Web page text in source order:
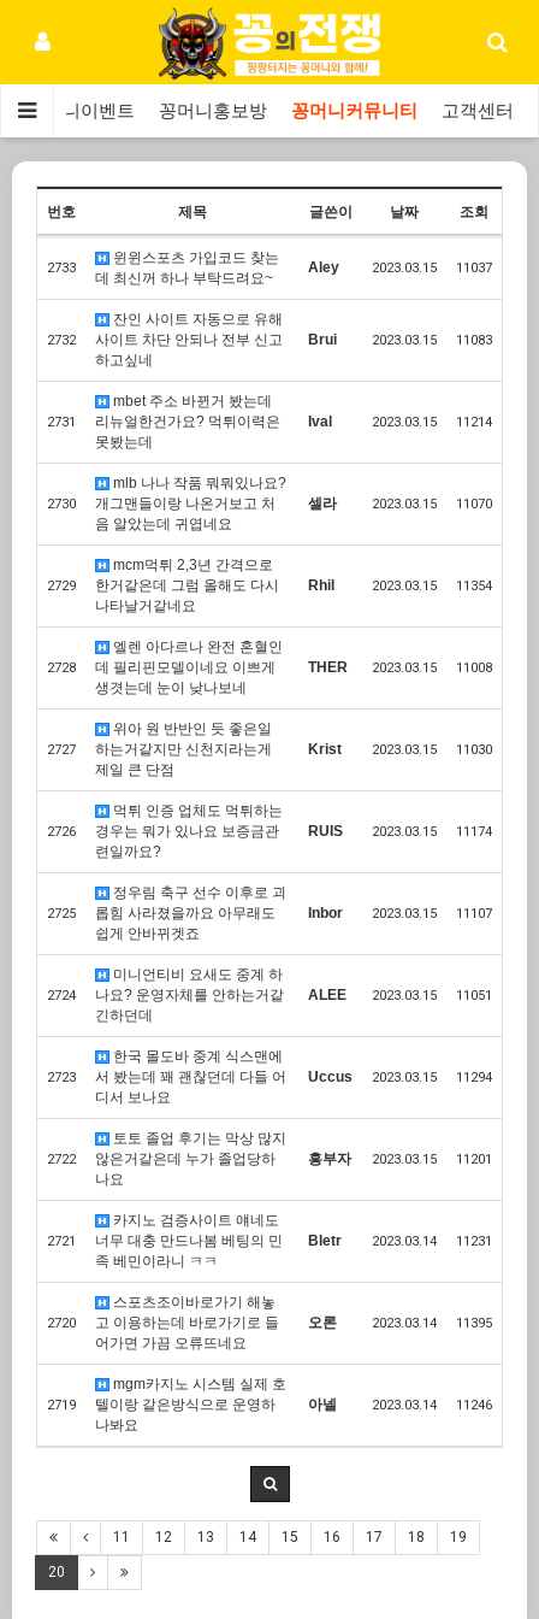
꽁머니이벤트 꽁머니홍보방 꽁머니커뮤니티 고객센터
번호 제목 글쓴이 날짜 조회
2733
윈윈스포츠 가입코드 찾는
데 최신꺼 하나 부탁드려요~
Aley 2023.03.15 11037
2732
잔인 사이트 자동으로 유해
사이트 차단 안되나 전부 신고
하고싶네
Brui 2023.03.15 11083
2731
mbet 주소 바뀐거 봤는데
리뉴얼한건가요? 먹튀이력은
못봤는데
Ival 2023.03.15 11214
2730
mlb 나나 작품 뭐뭐있나요?
개그맨들이랑 나온거보고 처
음 알았는데 귀엽네요
셀라 2023.03.15 11070
2729
mcm먹튀 2,3년 간격으로
한거같은데 그럼 올해도 다시
나타날거같네요
Rhil 2023.03.15 11354
2728
엘렌 아다르나 완전 혼혈인
데 필리핀모델이네요 이쁘게
생겻는데 눈이 낮나보네
THER 2023.03.15 11008
2727
위아 원 반반인 듯 좋은일
하는거같지만 신천지라는게
제일 큰 단점
Krist 2023.03.15 11030
2726
먹튀 인증 업체도 먹튀하는
경우는 뭐가 있나요 보증금관
련일까요?
RUIS 2023.03.15 11174
2725
정우림 축구 선수 이후로 괴
롭힘 사라졌을까요 아무래도
쉽게 안바뀌겟죠
Inbor 2023.03.15 11107
2724
미니언티비 요새도 중계 하
나요? 운영자체를 안하는거같
긴하던데
ALEE 2023.03.15 11051
2723
한국 몰도바 중계 식스맨에
서 봤는데 꽤 괜찮던데 다들 어
디서 보나요
Uccus 2023.03.15 11294
2722
토토 졸업 후기는 막상 많지
않은거같은데 누가 졸업당하
나요
흥부자 2023.03.15 11201
2721
카지노 검증사이트 얘네도
너무 대충 만드나봄 베팅의 민
족 베민이라니 ㅋㅋ
Bletr 2023.03.14 11231
2720
스포츠조이바로가기 해놓
고 이용하는데 바로가기로 들
어가면 가끔 오류뜨네요
오론 2023.03.14 11395
2719
mgm카지노 시스템 실제 호
텔이랑 같은방식으로 운영하
나봐요
아넬 2023.03.14 11246
11 12 13 14 15 16 17 18 19
20